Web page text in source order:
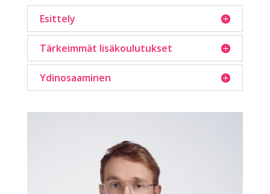
Esittely
Tärkeimmät lisäkoulutukset
Ydinosaaminen